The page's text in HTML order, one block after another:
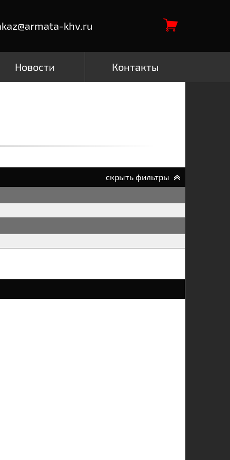
khv.ru
Новости Контакты
скрыть фильтры